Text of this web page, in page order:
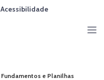
Acessibilidade
Fundamentos e Planilhas